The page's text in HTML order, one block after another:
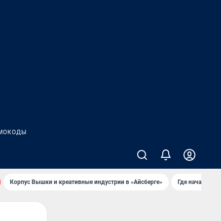
Корпус Вышки и креативные индустрии в «Айсберге» Где начать